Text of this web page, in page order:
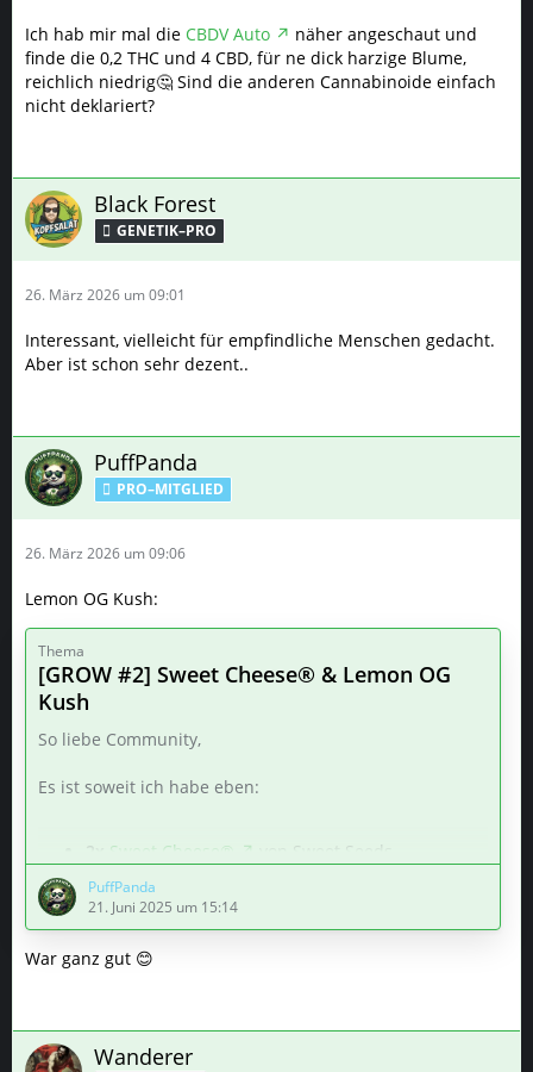
Ich hab mir mal die CBDV Auto
näher angeschaut und
finde die 0,2 THC und 4 CBD, für ne dick harzige Blume,
reichlich niedrig🤔 Sind die anderen Cannabinoide einfach
nicht deklariert?
Black Forest
GENETIK–PRO
26. März 2026 um 09:01
Interessant, vielleicht für empfindliche Menschen gedacht.
Aber ist schon sehr dezent..
PuffPanda
PRO–MITGLIED
26. März 2026 um 09:06
Lemon OG Kush:
Thema
[GROW #2] Sweet Cheese® & Lemon OG
Kush
So liebe Community,
Es ist soweit ich habe eben:
2x Sweet Cheese®
von Sweet Seeds.
2x Lemon OG Kush
zum Keimen gelegt, der zweite Grow kann also damit
PS. Neu im Zelt sind die Querstangen sodass das Zelt
PuffPanda
21. Juni 2025 um 15:14
War ganz gut 😊
Wanderer